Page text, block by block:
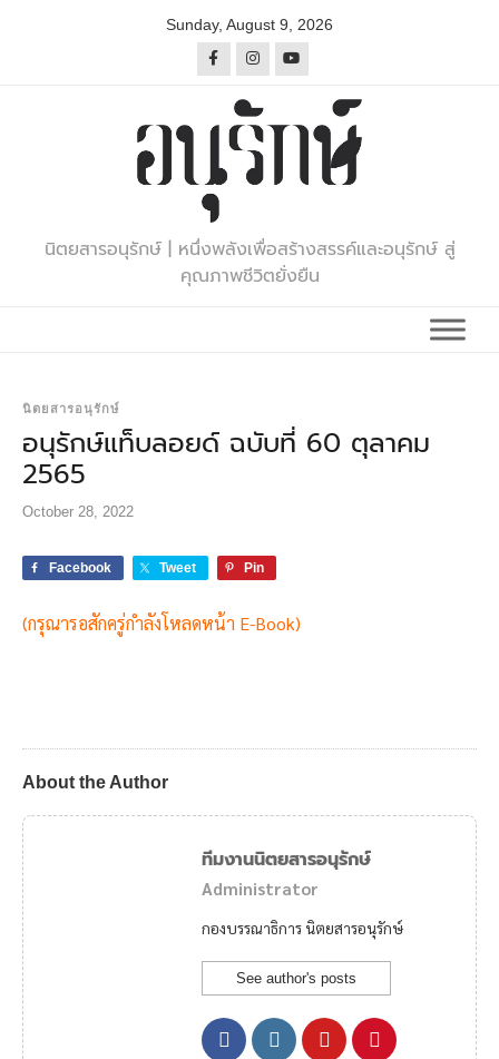
Sunday, August 9, 2026
นิตยสารอนุรักษ์ | หนึ่งพลังเพื่อสร้างสรรค์และอนุรักษ์ สู่
คุณภาพชีวิตยั่งยืน
นิตยสารอนุรักษ์
อนุรักษ์แท็บลอยด์ ฉบับที่ 60 ตุลาคม
2565
October 28, 2022
Facebook Tweet Pin
(กรุณารอสักครู่กำลังโหลดหน้า E-Book)
About the Author
ทีมงานนิตยสารอนุรักษ์
Administrator
กองบรรณาธิการ นิตยสารอนุรักษ์
See author's posts